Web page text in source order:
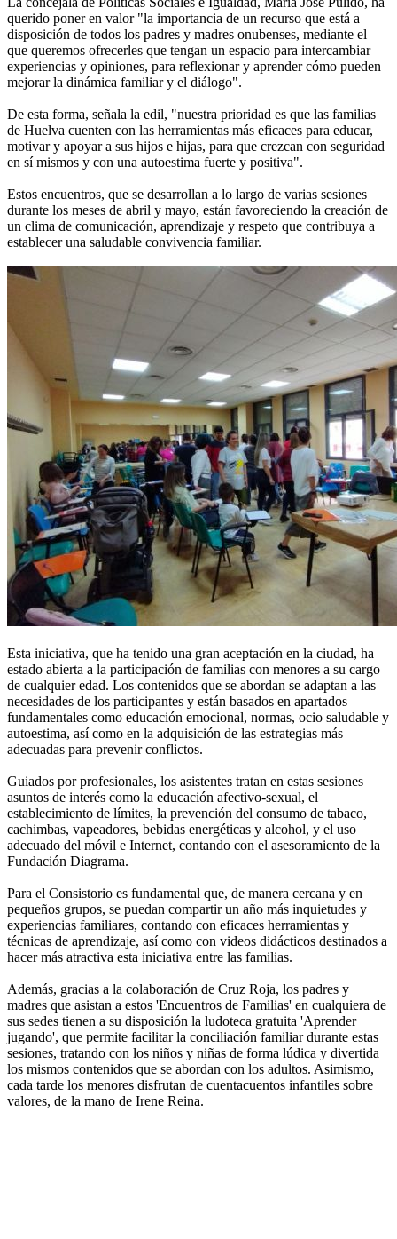
querido poner en valor "la importancia de un recurso que está a
disposición de todos los padres y madres onubenses, mediante el
que queremos ofrecerles que tengan un espacio para intercambiar
experiencias y opiniones, para reflexionar y aprender cómo pueden
mejorar la dinámica familiar y el diálogo".
De esta forma, señala la edil, "nuestra prioridad es que las familias
de Huelva cuenten con las herramientas más eficaces para educar,
motivar y apoyar a sus hijos e hijas, para que crezcan con seguridad
en sí mismos y con una autoestima fuerte y positiva".
Estos encuentros, que se desarrollan a lo largo de varias sesiones
durante los meses de abril y mayo, están favoreciendo la creación de
un clima de comunicación, aprendizaje y respeto que contribuya a
establecer una saludable convivencia familiar.
Esta iniciativa, que ha tenido una gran aceptación en la ciudad, ha
estado abierta a la participación de familias con menores a su cargo
de cualquier edad. Los contenidos que se abordan se adaptan a las
necesidades de los participantes y están basados en apartados
fundamentales como educación emocional, normas, ocio saludable y
autoestima, así como en la adquisición de las estrategias más
adecuadas para prevenir conflictos.
Guiados por profesionales, los asistentes tratan en estas sesiones
asuntos de interés como la educación afectivo-sexual, el
establecimiento de límites, la prevención del consumo de tabaco,
cachimbas, vapeadores, bebidas energéticas y alcohol, y el uso
adecuado del móvil e Internet, contando con el asesoramiento de la
Fundación Diagrama.
Para el Consistorio es fundamental que, de manera cercana y en
pequeños grupos, se puedan compartir un año más inquietudes y
experiencias familiares, contando con eficaces herramientas y
técnicas de aprendizaje, así como con videos didácticos destinados a
hacer más atractiva esta iniciativa entre las familias.
Además, gracias a la colaboración de Cruz Roja, los padres y
madres que asistan a estos 'Encuentros de Familias' en cualquiera de
sus sedes tienen a su disposición la ludoteca gratuita 'Aprender
jugando', que permite facilitar la conciliación familiar durante estas
sesiones, tratando con los niños y niñas de forma lúdica y divertida
los mismos contenidos que se abordan con los adultos. Asimismo,
cada tarde los menores disfrutan de cuentacuentos infantiles sobre
valores, de la mano de Irene Reina.